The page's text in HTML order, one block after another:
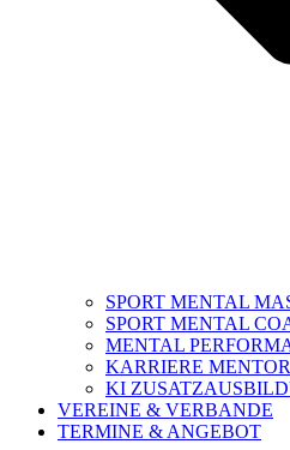
SPORT MENTAL
SPORT MENTAL
MENTAL
KARRIERE
KI
VEREINE & VERBANDE
TERMINE & ANGEBOT